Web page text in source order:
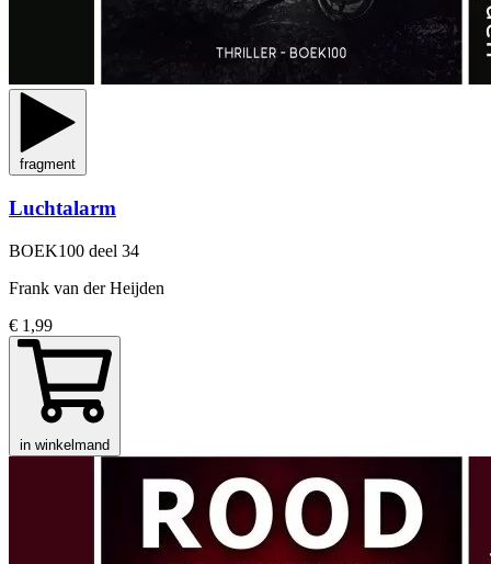
fragment
Luchtalarm
BOEK100 deel 34
Frank van der Heijden
€ 1,99
in winkelmand